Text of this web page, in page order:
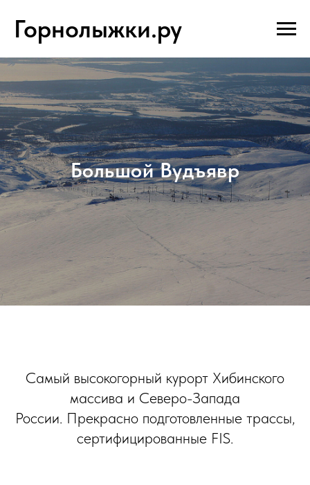
Горнолыжки.ру
Большой Вудъявр
Самый высокогорный курорт Хибинского
массива и Северо-Запада
России. Прекрасно подготовленные трассы,
сертифицированные FIS.